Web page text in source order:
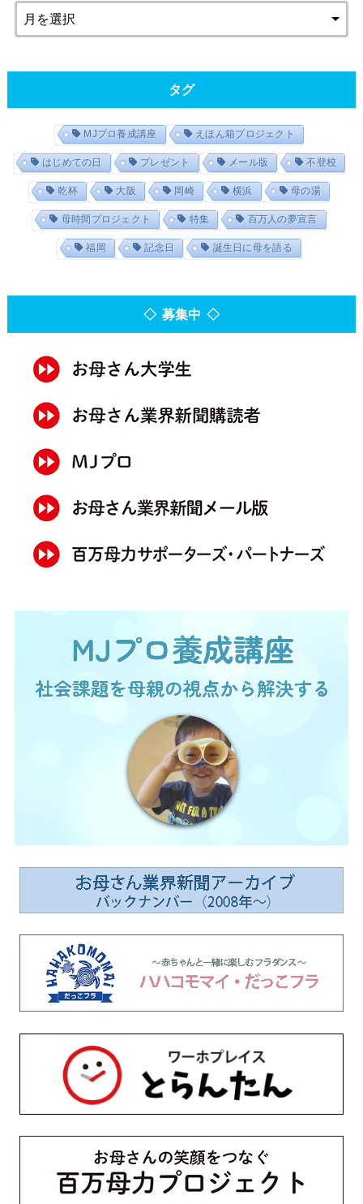
タグ
MJプロ養成講座 えほん箱プロジェクト
はじめての日 プレゼント メール版 不登校
乾杯 大阪 岡崎 横浜 母の湯
母時間プロジェクト 特集 百万人の夢宣言
福岡 記念日 誕生日に母を語る
◇ 募集中 ◇